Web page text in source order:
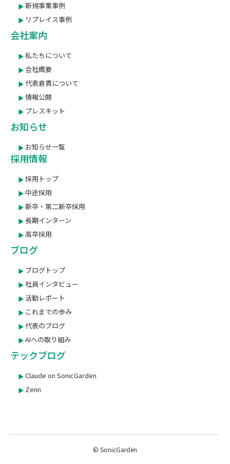
新規事業事例
リプレイス事例
会社案内
私たちについて
会社概要
代表倉貫について
情報公開
プレスキット
お知らせ
お知らせ一覧
採用情報
採用トップ
中途採用
新卒・第二新卒採用
長期インターン
高卒採用
ブログ
ブログトップ
社員インタビュー
活動レポート
これまでの歩み
代表のブログ
AIへの取り組み
テックブログ
Claude on SonicGarden
Zenn
© SonicGarden